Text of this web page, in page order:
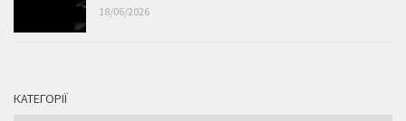
18/06/2026
КАТЕГОРІЇ